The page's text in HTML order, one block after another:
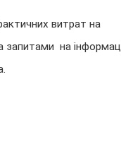
витрат на
запитами на